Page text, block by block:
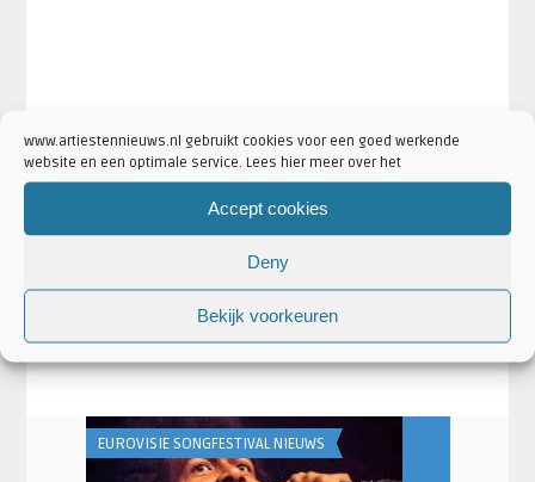
www.artiestennieuws.nl gebruikt cookies voor een goed werkende
website en een optimale service. Lees hier meer over het
Accept cookies
Deny
Bekijk voorkeuren
Lucky Live
Aankondigingen·De Wereld Draait Door
Nieuws·Nieuws·Televisie
EUROVISIE SONGFESTIVAL NIEUWS